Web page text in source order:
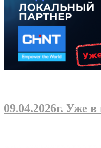
09.04.2026г. Уже в